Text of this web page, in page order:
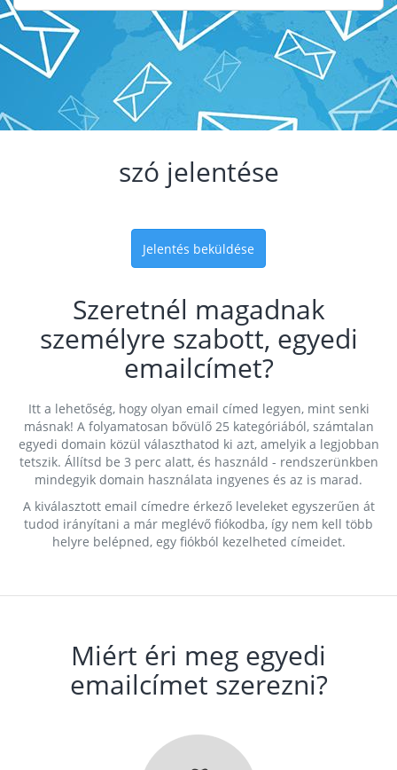
szó jelentése
Jelentés beküldése
Szeretnél magadnak
személyre szabott, egyedi
emailcímet?
Itt a lehetőség, hogy olyan email címed legyen, mint senki
másnak! A folyamatosan bővülő 25 kategóriából, számtalan
egyedi domain közül választhatod ki azt, amelyik a legjobban
tetszik. Állítsd be 3 perc alatt, és használd - rendszerünkben
mindegyik domain használata ingyenes és az is marad.
A kiválasztott email címedre érkező leveleket egyszerűen át
tudod irányítani a már meglévő fiókodba, így nem kell több
helyre belépned, egy fiókból kezelheted címeidet.
Miért éri meg egyedi
emailcímet szerezni?